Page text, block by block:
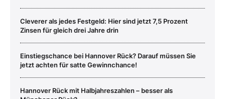
Cleverer als jedes Festgeld: Hier sind jetzt 7,5 Prozent
Zinsen für gleich drei Jahre drin
Einstiegschance bei Hannover Rück? Darauf müssen Sie
jetzt achten für satte Gewinnchance!
Hannover Rück mit Halbjahreszahlen – besser als